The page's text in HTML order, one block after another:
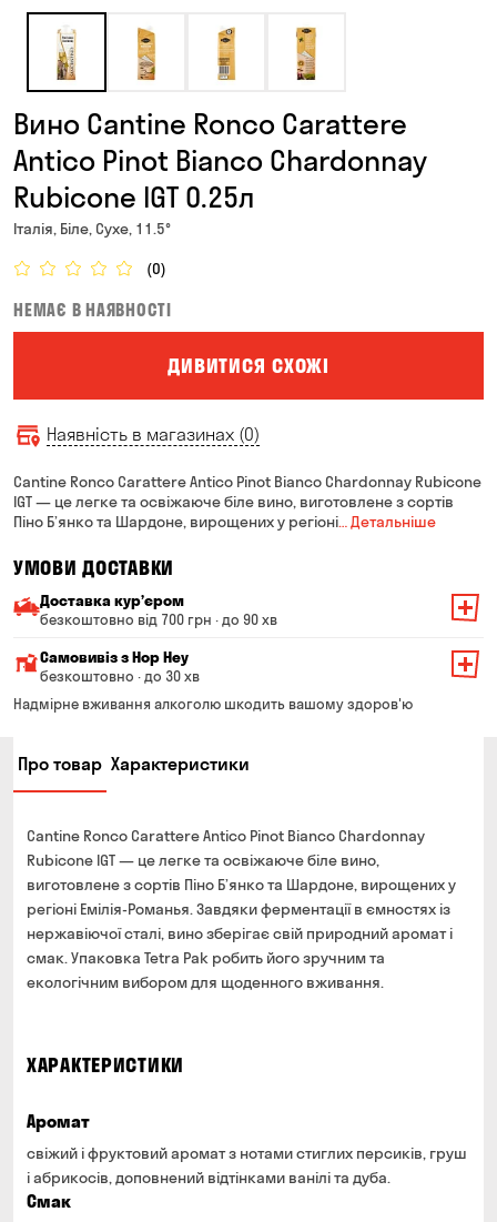
Вино Cantine Ronco Carattere
Antico Pinot Bianco Chardonnay
Rubicone IGT 0.25л
Італія, Біле, Сухе, 11.5°
(0)
НЕМАЄ В НАЯВНОСТІ
ДИВИТИСЯ СХОЖІ
Наявність в магазинах (0)
Cantine Ronco Carattere Antico Pinot Bianco Chardonnay Rubicone
IGT — це легке та освіжаюче біле вино, виготовлене з сортів
Піно Б’янко та Шардоне, вирощених у регіоні… Детальніше
УМОВИ ДОСТАВКИ
Доставка курʼєром
безкоштовно від 700 грн · до 90 хв
Мінімальна сума всього замовлення — 200 грн
Вартість доставки залежить від суми всього замовлення:
Від 200 до 299 грн
Від 400 до 699 грн
Від 700 грн безкоштовно
Термін доставки — до 90 хвилин
*на час доставки можуть впливати повітряні тривоги
Оплата:
готівкою кур'єру
банківською картою на сайті
Самовивіз з Hop Hey
безкоштовно · до 30 хв
Мінімальна сума всього замовлення — 250 грн
Можете без черги забрати з магазину в зручний для
Вас час
готівкою в магазині
банківською картою на сайті та в магазині
Надмірне вживання алкоголю шкодить вашому здоров'ю
Про товар Характеристики
Cantine Ronco Carattere Antico Pinot Bianco Chardonnay
Rubicone IGT — це легке та освіжаюче біле вино,
виготовлене з сортів Піно Б’янко та Шардоне, вирощених у
регіоні Емілія-Романья. Завдяки ферментації в ємностях із
нержавіючої сталі, вино зберігає свій природний аромат і
смак. Упаковка Tetra Pak робить його зручним та
екологічним вибором для щоденного вживання.
ХАРАКТЕРИСТИКИ
Аромат
свіжий і фруктовий аромат з нотами стиглих персиків, груш
і абрикосів, доповнений відтінками ванілі та дуба.
Смак